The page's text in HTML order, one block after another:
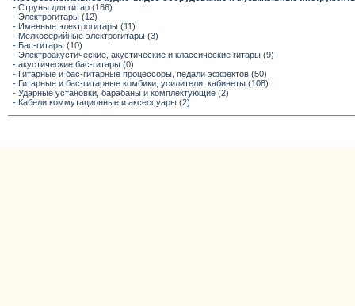
- Струны для гитар (166)
- Электрогитары (12)
- Именные электрогитары (11)
- Мелкосерийные электрогитары (3)
- Бас-гитары (10)
- Электроакустические, акустические и классические гитары (9)
- акустические бас-гитары (0)
- Гитарные и бас-гитарные процессоры, педали эффектов (50)
- Гитарные и бас-гитарные комбики, усилители, кабинеты (108)
- Ударные установки, барабаны и комплектующие (2)
- Кабели коммутационные и аксессуары (2)